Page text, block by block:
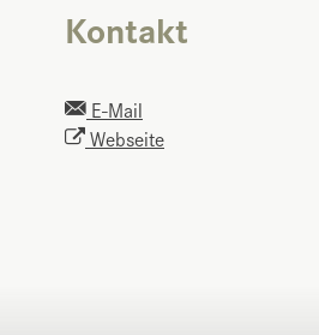
Kontakt
E-Mail
Webseite